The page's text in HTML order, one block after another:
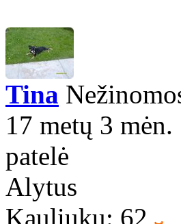
Tina
17 metų 3 mėn.
patelė
Alytus
Kauliukų: 62